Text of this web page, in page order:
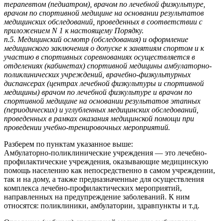
терапевтом (педиатром), врачом по лечебной физкультуре,
врачом по спортивной медицине на основании результатов
медицинских обследований, проведенных в соответствии с
приложением N 1 к настоящему Порядку.
п.5. Медицинский осмотр (обследования) и оформление
медицинского заключения о допуске к занятиям спортом и к
участию в спортивных соревнованиях осуществляется в
отделениях (кабинетах) спортивной медицины амбулаторно-
поликлинических учреждений, врачебно-физкультурных
диспансерах (центрах лечебной физкультуры и спортивной
медицины) врачом по лечебной физкультуре и врачом по
спортивной медицине на основании результатов этапных
(периодических) и углубленных медицинских обследований,
проведенных в рамках оказания медицинской помощи при
проведении учебно-тренировочных мероприятий.
Разберем по пунктам указанное выше:
Амбулаторно-поликлинические учреждения — это лечебно-
профилактические учреждения, оказывающие медицинскую
помощь населению как непосредственно в самом учреждении,
так и на дому, а также предназначенные для осуществления
комплекса лечебно-профилактических мероприятий,
направленных на предупреждение заболеваний. К ним
относятся: поликлиники, амбулатории, здравпункты и т.д.